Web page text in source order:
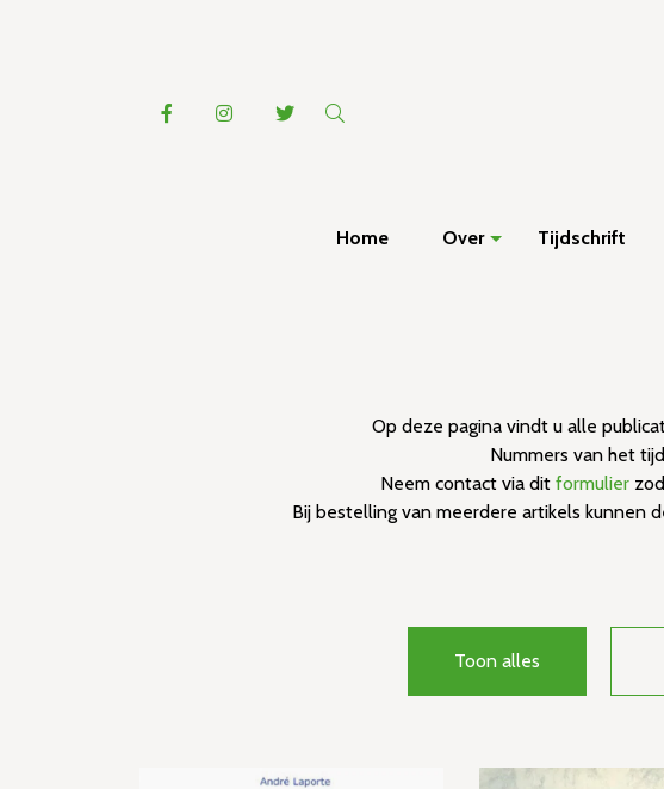
Home Over Tijdschrift
Op deze pagina vindt u alle
Nummers van het
Neem contact via dit formulier
Bij bestelling van meerdere artikels kunnen
Toon alles